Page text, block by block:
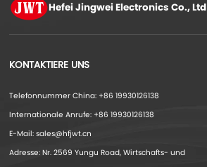
Hefei JingweiElectronics Co., Ltd
KONTAKTIERE UNS
Telefonnummer China: +86 19930126138
Internationale Anrufe: +86 19930126138
E-Mail: sales@hfjwt.cn
Adresse: Nr. 2569 Yungu Road, Wirtschafts- und